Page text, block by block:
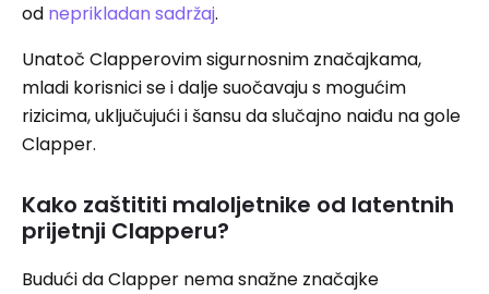
od neprikladan sadržaj.
Unatoč Clapperovim sigurnosnim značajkama,
mladi korisnici se i dalje suočavaju s mogućim
rizicima, uključujući i šansu da slučajno naiđu na gole
Clapper.
Kako zaštititi maloljetnike od latentnih
prijetnji Clapperu?
Budući da Clapper nema snažne značajke